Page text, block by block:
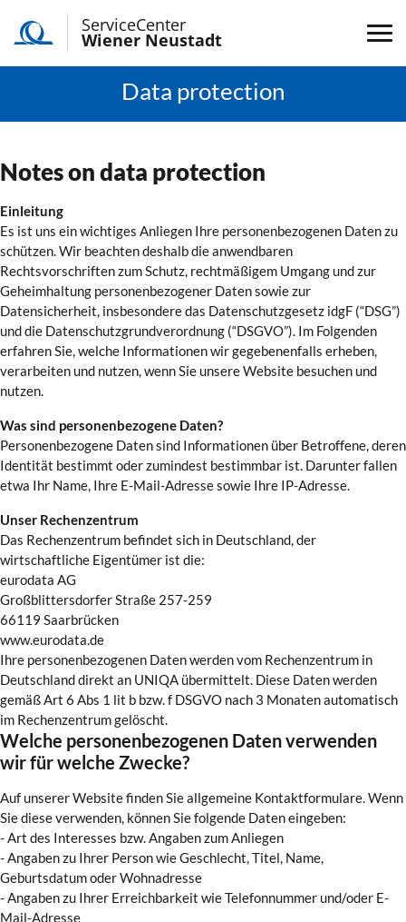
ServiceCenter
Wiener Neustadt
Data protection
Notes on data protection
Einleitung
Es ist uns ein wichtiges Anliegen Ihre personenbezogenen Daten zu
schützen. Wir beachten deshalb die anwendbaren
Rechtsvorschriften zum Schutz, rechtmäßigem Umgang und zur
Geheimhaltung personenbezogener Daten sowie zur
Datensicherheit, insbesondere das Datenschutzgesetz idgF (“DSG”)
und die Datenschutzgrundverordnung (“DSGVO”). Im Folgenden
erfahren Sie, welche Informationen wir gegebenenfalls erheben,
verarbeiten und nutzen, wenn Sie unsere Website besuchen und
nutzen.
Was sind personenbezogene Daten?
Personenbezogene Daten sind Informationen über Betroffene, deren
Identität bestimmt oder zumindest bestimmbar ist. Darunter fallen
etwa Ihr Name, Ihre E-Mail-Adresse sowie Ihre IP-Adresse.
Unser Rechenzentrum
Das Rechenzentrum befindet sich in Deutschland, der
wirtschaftliche Eigentümer ist die:
eurodata AG
Großblittersdorfer Straße 257-259
66119 Saarbrücken
www.eurodata.de
Ihre personenbezogenen Daten werden vom Rechenzentrum in
Deutschland direkt an UNIQA übermittelt. Diese Daten werden
gemäß Art 6 Abs 1 lit b bzw. f DSGVO nach 3 Monaten automatisch
im Rechenzentrum gelöscht.
Welche personenbezogenen Daten verwenden
wir für welche Zwecke?
Auf unserer Website finden Sie allgemeine Kontaktformulare. Wenn
Sie diese verwenden, können Sie folgende Daten eingeben:
- Art des Interesses bzw. Angaben zum Anliegen
- Angaben zu Ihrer Person wie Geschlecht, Titel, Name,
Geburtsdatum oder Wohnadresse
- Angaben zu Ihrer Erreichbarkeit wie Telefonnummer und/oder E-
Mail-Adresse